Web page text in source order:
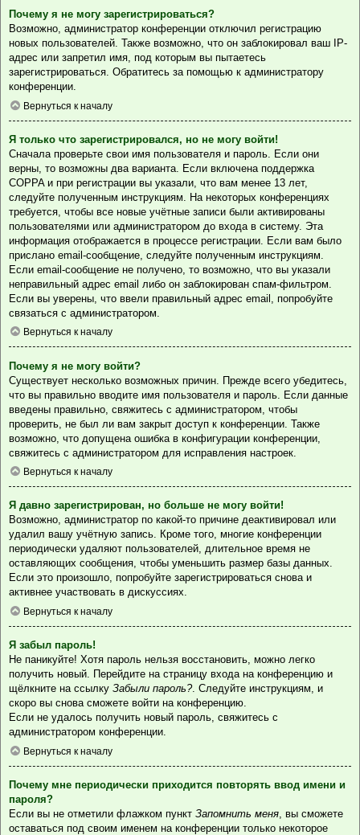
Почему я не могу зарегистрироваться?
Возможно, администратор конференции отключил регистрацию
новых пользователей. Также возможно, что он заблокировал ваш IP-
адрес или запретил имя, под которым вы пытаетесь
зарегистрироваться. Обратитесь за помощью к администратору
конференции.
Вернуться к началу
Я только что зарегистрировался, но не могу войти!
Сначала проверьте свои имя пользователя и пароль. Если они
верны, то возможны два варианта. Если включена поддержка
COPPA и при регистрации вы указали, что вам менее 13 лет,
следуйте полученным инструкциям. На некоторых конференциях
требуется, чтобы все новые учётные записи были активированы
пользователями или администратором до входа в систему. Эта
информация отображается в процессе регистрации. Если вам было
прислано email-сообщение, следуйте полученным инструкциям.
Если email-сообщение не получено, то возможно, что вы указали
неправильный адрес email либо он заблокирован спам-фильтром.
Если вы уверены, что ввели правильный адрес email, попробуйте
связаться с администратором.
Вернуться к началу
Почему я не могу войти?
Существует несколько возможных причин. Прежде всего убедитесь,
что вы правильно вводите имя пользователя и пароль. Если данные
введены правильно, свяжитесь с администратором, чтобы
проверить, не был ли вам закрыт доступ к конференции. Также
возможно, что допущена ошибка в конфигурации конференции,
свяжитесь с администратором для исправления настроек.
Вернуться к началу
Я давно зарегистрирован, но больше не могу войти!
Возможно, администратор по какой-то причине деактивировал или
удалил вашу учётную запись. Кроме того, многие конференции
периодически удаляют пользователей, длительное время не
оставляющих сообщения, чтобы уменьшить размер базы данных.
Если это произошло, попробуйте зарегистрироваться снова и
активнее участвовать в дискуссиях.
Вернуться к началу
Я забыл пароль!
Не паникуйте! Хотя пароль нельзя восстановить, можно легко
получить новый. Перейдите на страницу входа на конференцию и
щёлкните на ссылку Забыли пароль?. Следуйте инструкциям, и
скоро вы снова сможете войти на конференцию.
Если не удалось получить новый пароль, свяжитесь с
администратором конференции.
Вернуться к началу
Почему мне периодически приходится повторять ввод имени и
пароля?
Если вы не отметили флажком пункт Запомнить меня , вы сможете
оставаться под своим именем на конференции только некоторое